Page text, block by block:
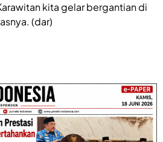
kita gelar bergantian di
(dar)